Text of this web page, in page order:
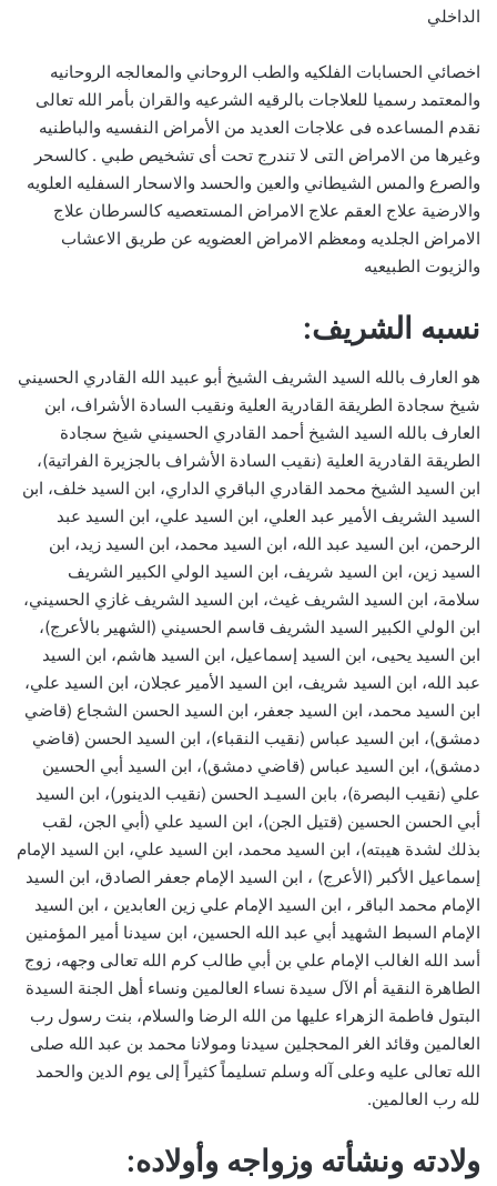
الداخلي
اخصائي الحسابات الفلكيه والطب الروحاني والمعالجه الروحانيه
والمعتمد رسميا للعلاجات بالرقيه الشرعيه والقران بأمر الله تعالى
نقدم المساعده فى علاجات العديد من الأمراض النفسيه والباطنيه
وغيرها من الامراض التى لا تندرج تحت أى تشخيص طبي . كالسحر
والصرع والمس الشيطاني والعين والحسد والاسحار السفليه العلويه
والارضية علاج العقم علاج الامراض المستعصيه كالسرطان علاج
الامراض الجلديه ومعظم الامراض العضويه عن طريق الاعشاب
والزيوت الطبيعيه
نسبه الشريف:
هو العارف بالله السيد الشريف الشيخ أبو عبيد الله القادري الحسيني
شيخ سجادة الطريقة القادرية العلية ونقيب السادة الأشراف، ابن
العارف بالله السيد الشيخ أحمد القادري الحسيني شيخ سجادة
الطريقة القادرية العلية (نقيب السادة الأشراف بالجزيرة الفراتية)،
ابن السيد الشيخ محمد القادري الباقري الداري، ابن السيد خلف، ابن
السيد الشريف الأمير عبد العلي، ابن السيد علي، ابن السيد عبد
الرحمن، ابن السيد عبد الله، ابن السيد محمد، ابن السيد زيد، ابن
السيد زين، ابن السيد شريف، ابن السيد الولي الكبير الشريف
سلامة، ابن السيد الشريف غيث، ابن السيد الشريف غازي الحسيني،
ابن الولي الكبير السيد الشريف قاسم الحسيني (الشهير بالأعرج)،
ابن السيد يحيى، ابن السيد إسماعيل، ابن السيد هاشم، ابن السيد
عبد الله، ابن السيد شريف، ابن السيد الأمير عجلان، ابن السيد علي،
ابن السيد محمد، ابن السيد جعفر، ابن السيد الحسن الشجاع (قاضي
دمشق)، ابن السيد عباس (نقيب النقباء)، ابن السيد الحسن (قاضي
دمشق)، ابن السيد عباس (قاضي دمشق)، ابن السيد أبي الحسين
علي (نقيب البصرة)، بابن السيـد الحسن (نقيب الدينور)، ابن السيد
أبي الحسن الحسين (قتيل الجن)، ابن السيد علي (أبي الجن، لقب
بذلك لشدة هيبته)، ابن السيد محمد، ابن السيد علي، ابن السيد الإمام
إسماعيل الأكبر (الأعرج) ، ابن السيد الإمام جعفر الصادق، ابن السيد
الإمام محمد الباقر ، ابن السيد الإمام علي زين العابدين ، ابن السيد
الإمام السبط الشهيد أبي عبد الله الحسين، ابن سيدنا أمير المؤمنين
أسد الله الغالب الإمام علي بن أبي طالب كرم الله تعالى وجهه، زوج
الطاهرة النقية أم الآل سيدة نساء العالمين ونساء أهل الجنة السيدة
البتول فاطمة الزهراء عليها من الله الرضا والسلام، بنت رسول رب
العالمين وقائد الغر المحجلين سيدنا ومولانا محمد بن عبد الله صلى
الله تعالى عليه وعلى آله وسلم تسليماً كثيراً إلى يوم الدين والحمد
لله رب العالمين.
ولادته ونشأته وزواجه وأولاده: